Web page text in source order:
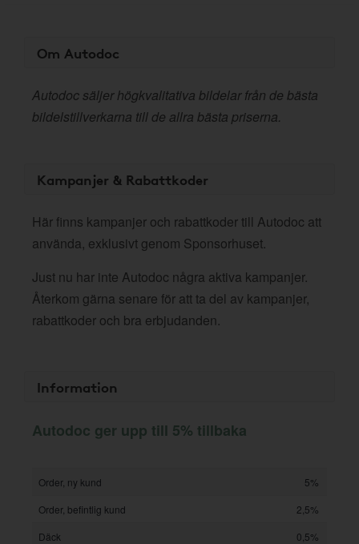
Om Autodoc
Autodoc säljer högkvalitativa bildelar från de bästa
bildelstillverkarna till de allra bästa priserna.
Kampanjer & Rabattkoder
Här finns kampanjer och rabattkoder till Autodoc att
använda, exklusivt genom Sponsorhuset.
Just nu har inte Autodoc några aktiva kampanjer.
Återkom gärna senare för att ta del av kampanjer,
rabattkoder och bra erbjudanden.
Information
Autodoc ger upp till 5% tillbaka
Order, ny kund
5%
Order, befintlig kund
2,5%
Däck
0,5%